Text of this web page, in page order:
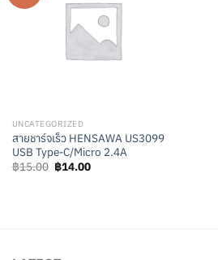
UNCATEGORIZED
สายชาร์จเร็ว HENSAWA US3099
USB Type-C/Micro 2.4A
฿15.00 Original
price
฿14.00Current